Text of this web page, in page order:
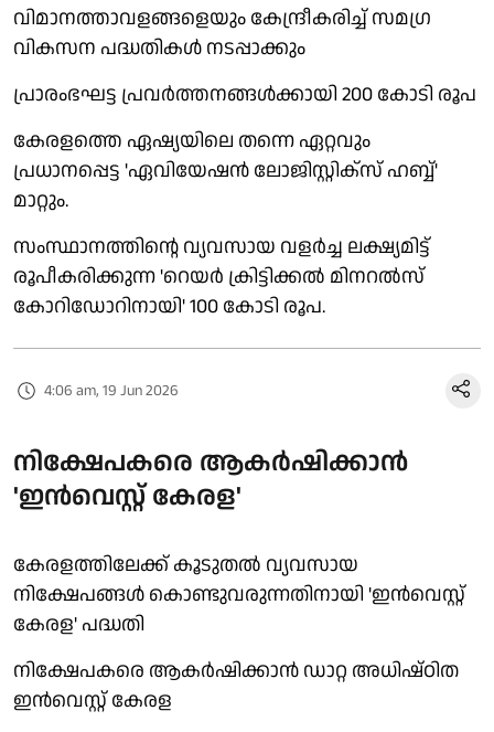
വിമാനത്താവളങ്ങളെയും കേന്ദ്രീകരിച്ച് സമഗ്ര
വികസന പദ്ധതികൾ നടപ്പാക്കും
പ്രാരംഭഘട്ട പ്രവർത്തനങ്ങൾക്കായി 200 കോടി രൂപ
കേരളത്തെ ഏഷ്യയിലെ തന്നെ ഏറ്റവും
പ്രധാനപ്പെട്ട 'ഏവിയേഷൻ ലോജിസ്റ്റിക്സ് ഹബ്ബ്'
മാറ്റും.
സംസ്ഥാനത്തിന്റെ വ്യവസായ വളർച്ച ലക്ഷ്യമിട്ട്
രൂപീകരിക്കുന്ന 'റെയർ ക്രിട്ടിക്കൽ മിനറൽസ്
കോറിഡോറിനായി' 100 കോടി രൂപ.
4:06 am, 19 Jun 2026
നിക്ഷേപകരെ ആകർഷിക്കാൻ
'ഇൻവെസ്റ്റ് കേരള'
കേരളത്തിലേക്ക് കൂടുതൽ വ്യവസായ
നിക്ഷേപങ്ങൾ കൊണ്ടുവരുന്നതിനായി 'ഇൻവെസ്റ്റ്
കേരള' പദ്ധതി
നിക്ഷേപകരെ ആകർഷിക്കാൻ ഡാറ്റ അധിഷ്ഠിത
ഇൻവെസ്റ്റ് കേരള